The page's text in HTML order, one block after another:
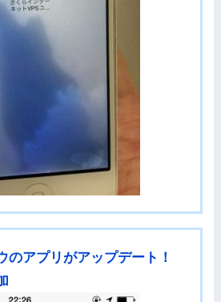
のアプリがアップデート！